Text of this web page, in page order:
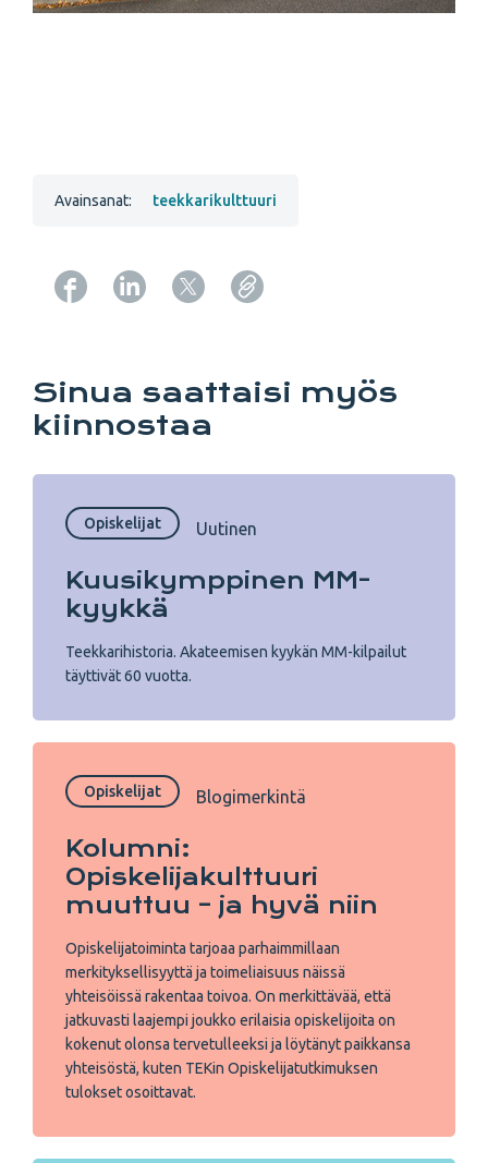
Avainsanat: teekkarikulttuuri
Sinua saattaisi myös
kiinnostaa
Opiskelijat Uutinen
Kuusi­kymppinen MM-
kyykkä
Teekkarihistoria. Akateemisen kyykän MM-kilpailut
täyttivät 60 vuotta.
Opiskelijat Blogimerkintä
Kolumni:
Opiskelijakulttuuri
muuttuu – ja hyvä niin
Opiskelijatoiminta tarjoaa parhaimmillaan
merkityksellisyyttä ja toimeliaisuus näissä
yhteisöissä rakentaa toivoa. On merkittävää, että
jatkuvasti laajempi joukko erilaisia opiskelijoita on
kokenut olonsa tervetulleeksi ja löytänyt paikkansa
yhteisöstä, kuten TEKin Opiskelijatutkimuksen
tulokset osoittavat.